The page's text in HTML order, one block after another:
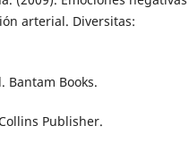
arterial. Diversitas:
Bantam Books.
Publisher.